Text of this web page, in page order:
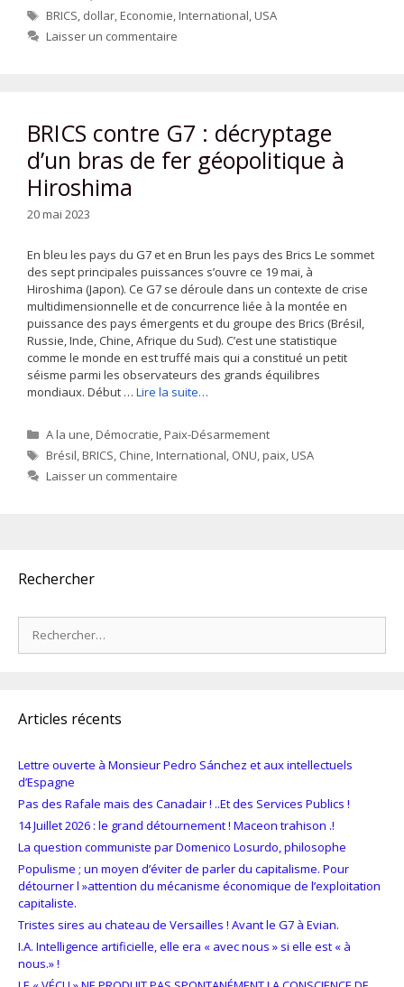
Étiquettes
BRICS, dollar,Economie,International,USA
Laisser un commentaire
BRICS contre G7 : décryptage
d’un bras de fer géopolitique à
Hiroshima
20 mai 2023
En bleu les pays du G7 et en Brun les pays des Brics Le sommet
des sept principales puissances s’ouvre ce 19 mai, à
Hiroshima (Japon). Ce G7 se déroule dans un contexte de crise
multidimensionnelle et de concurrence liée à la montée en
puissance des pays émergents et du groupe des Brics (Brésil,
Russie, Inde, Chine, Afrique du Sud). C’est une statistique
comme le monde en est truffé mais qui a constitué un petit
séisme parmi les observateurs des grands équilibres
mondiaux. Début … Lire la suite…
Catégories
A la une,Démocratie,Paix-Désarmement
Étiquettes
Brésil,BRICS, Chine,International, ONU,paix,USA
Laisser un commentaire
Rechercher
Articles récents
Lettre ouverte à Monsieur Pedro Sánchez et aux intellectuels
d’Espagne
Pas des Rafale mais des Canadair ! ..Et des Services Publics !
14 Juillet 2026 : le grand détournement ! Maceon trahison .!
La question communiste par Domenico Losurdo, philosophe
Populisme ; un moyen d’éviter de parler du capitalisme. Pour
détourner l »attention du mécanisme économique de l’exploitation
capitaliste.
Tristes sires au chateau de Versailles ! Avant le G7 à Evian.
I.A. Intelligence artificielle, elle era « avec nous » si elle est « à
nous.» !